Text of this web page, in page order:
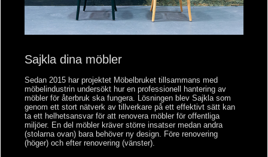
Sajkla dina möbler
Sedan 2015 har projektet Möbelbruket tillsammans med
möbelindustrin undersökt hur en professionell hantering av
möbler för återbruk ska fungera. Lösningen blev Sajkla som
genom ett stort nätverk av tillverkare på ett effektivt sätt kan
ta ett helhetsansvar för att renovera möbler för offentliga
miljöer. En del möbler kräver större insatser medan andra
(stolarna ovan) bara behöver ny design. Före renovering
(höger) och efter renovering (vänster).